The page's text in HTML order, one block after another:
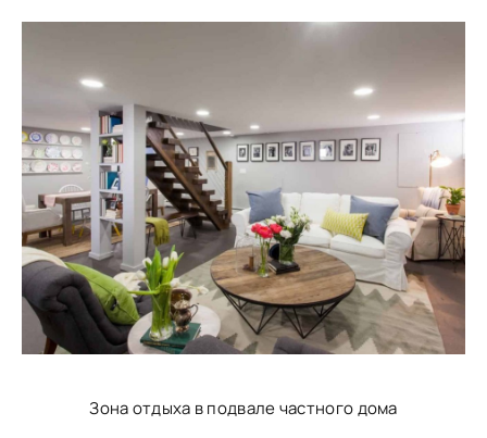
Зона отдыха в подвале частного дома